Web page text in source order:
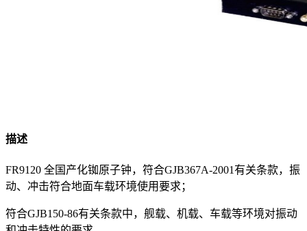
描述
FR9120 全国产化铷原子钟，符合GJB367A-2001有关条款，振
动、冲击符合地面车载环境使用要求；
符合GJB150-86有关条款中，舰载、机载、车载等环境对振动